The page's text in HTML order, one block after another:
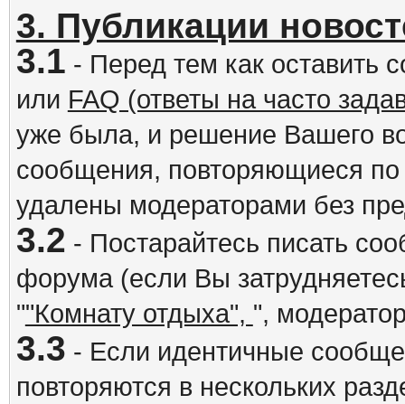
3. Публикации
3.1 - Перед тем как оставить
или FAQ (ответы на часто
уже была, и решение Вашего
сообщения, повторяющиеся
удалены модераторами без
3.2 - Постарайтесь писать
форума (если Вы
""Комнату отдыха", ",
3.3 - Если идентичные
повторяются в нескольких